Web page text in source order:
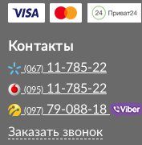
Контакты
(067) 11-785-22
(095) 11-785-22
(097) 79-088-18
Заказать звонок